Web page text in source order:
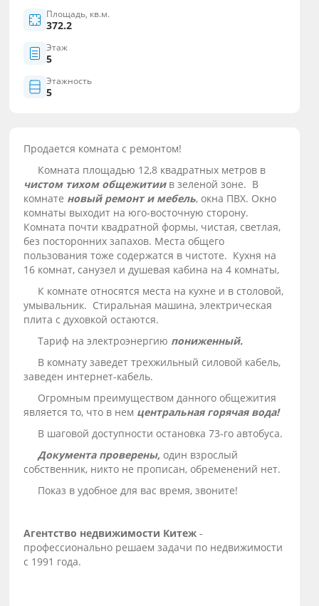
Площадь, кв.м.
372.2
Этаж
5
Этажность
5
Продается комната с ремонтом!
Комната площадью 12,8 квадратных метров в
чистом тихом общежитии в зеленой зоне. В
комнате новый ремонт и мебель, окна ПВХ. Окно
комнаты выходит на юго-восточную сторону.
Комната почти квадратной формы, чистая, светлая,
без посторонних запахов. Места общего
пользования тоже содержатся в чистоте. Кухня на
16 комнат, санузел и душевая кабина на 4 комнаты,
К комнате относятся места на кухне и в столовой,
умывальник. Стиральная машина, электрическая
плита с духовкой остаются.
Тариф на электроэнергию пониженный.
В комнату заведет трехжильный силовой кабель,
заведен интернет-кабель.
Огромным преимуществом данного общежития
является то, что в нем центральная горячая вода!
В шаговой доступности остановка 73-го автобуса.
Документа проверены,один взрослый
собственник, никто не прописан, обременений нет.
Показ в удобное для вас время, звоните!
Агентство недвижимости Китеж-
профессионально решаем задачи по недвижимости
с 1991 года.